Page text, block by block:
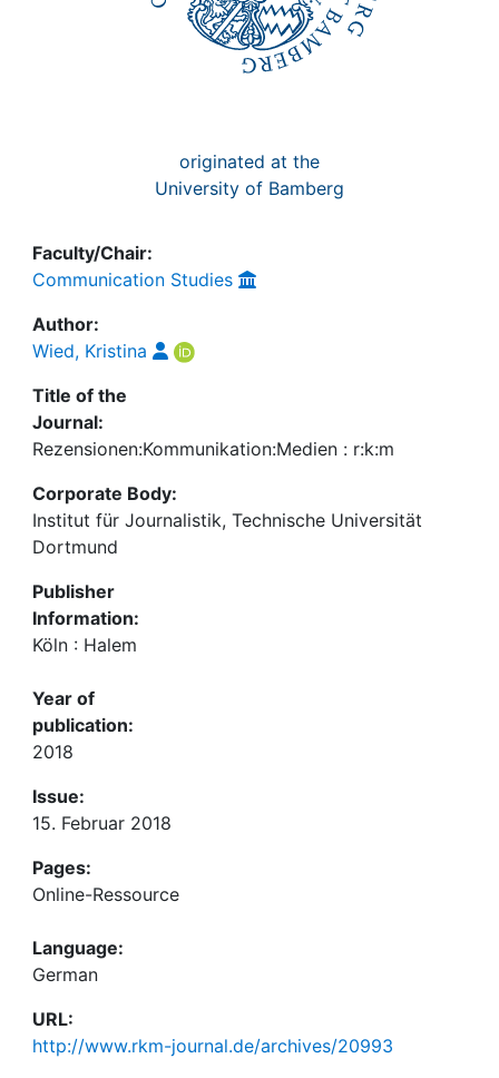
originated at the
University of Bamberg
Faculty/Chair:
Communication Studies
Author:
Wied, Kristina
Title of the
Journal:
Rezensionen:Kommunikation:Medien : r:k:m
Corporate Body:
Institut für Journalistik, Technische Universität
Dortmund
Publisher
Information:
Köln : Halem
Year of
publication:
2018
Issue:
15. Februar 2018
Pages:
Online-Ressource
Language:
German
URL:
http://www.rkm-journal.de/archives/20993